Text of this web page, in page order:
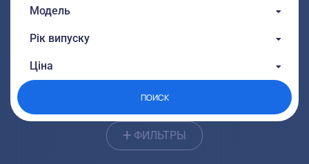
Модель
Рік випуску
Ціна
ПОИСК
+ ФИЛЬТРЫ